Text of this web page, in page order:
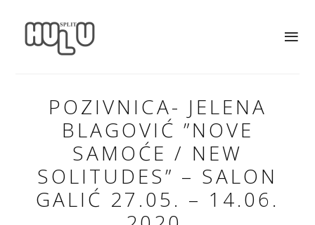
POZIVNICA- JELENA
BLAGOVIĆ ”NOVE
SAMOĆE / NEW
SOLITUDES” – SALON
GALIĆ 27.05. – 14.06.